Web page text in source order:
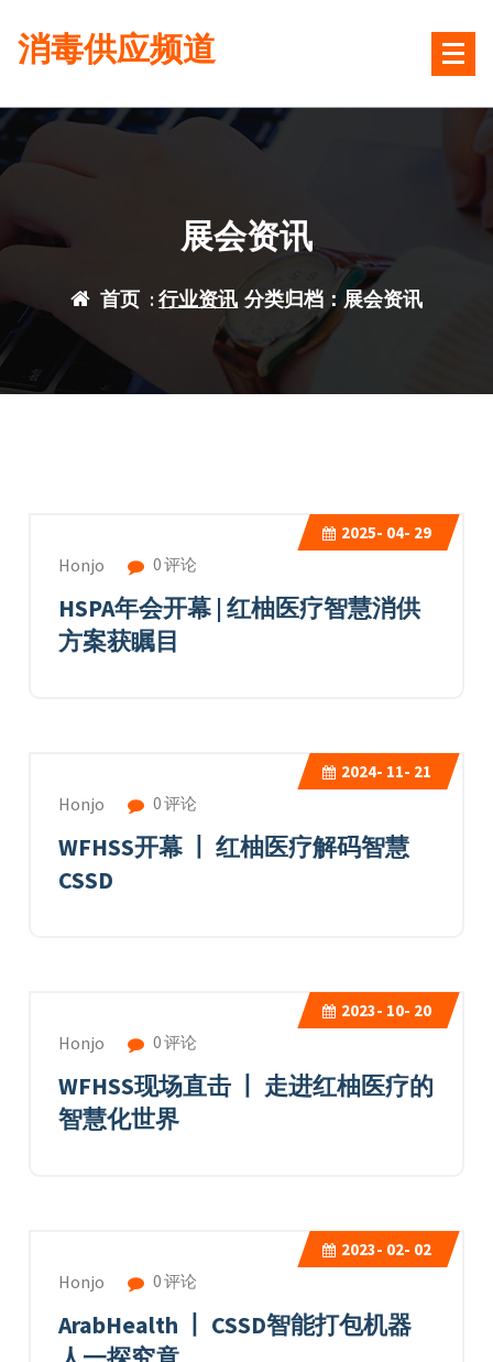
容
消毒供应频道
展会资讯
首页 :行业资讯 分类归档：展会资讯
2025- 04- 29
Honjo 0 评论
HSPA年会开幕 | 红柚医疗智慧消供
方案获瞩目
2024- 11- 21
Honjo 0 评论
WFHSS开幕 丨 红柚医疗解码智慧
CSSD
2023- 10- 20
Honjo 0 评论
WFHSS现场直击 丨 走进红柚医疗的
智慧化世界
2023- 02- 02
Honjo 0 评论
ArabHealth 丨 CSSD智能打包机器